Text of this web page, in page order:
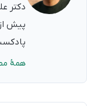
پیش
همهٔ